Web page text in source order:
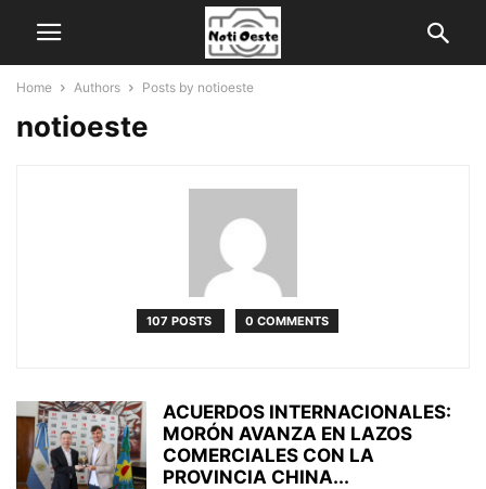
Home Authors Posts by notioeste
notioeste
107 POSTS 0 COMMENTS
ACUERDOS INTERNACIONALES:
MORÓN AVANZA EN LAZOS
COMERCIALES CON LA
PROVINCIA CHINA...